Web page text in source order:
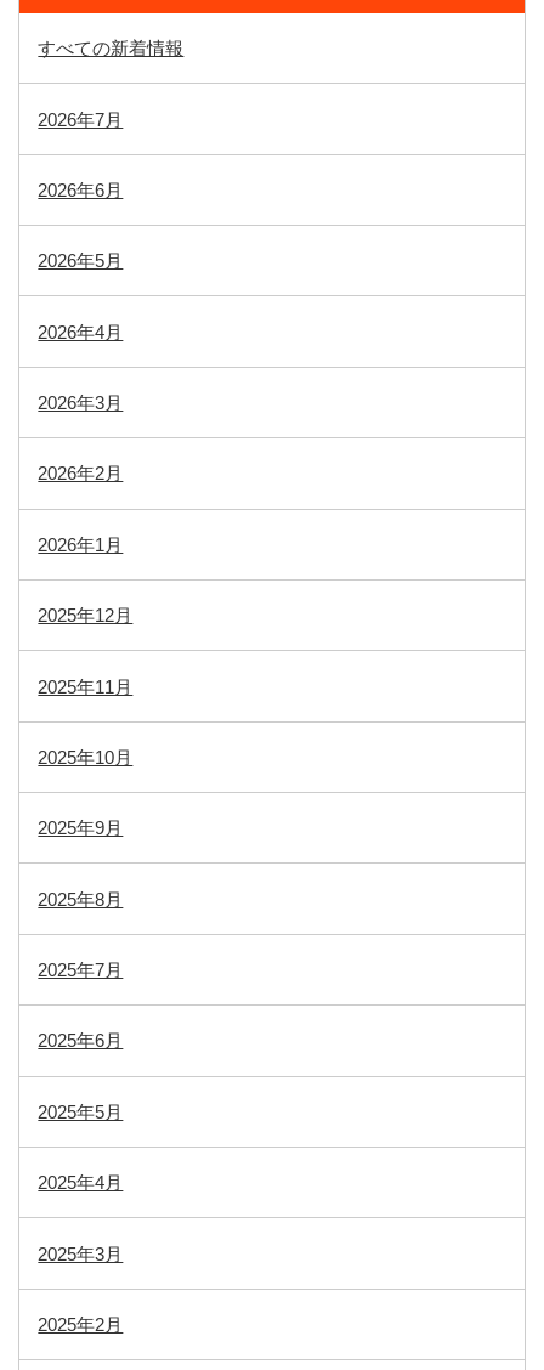
すべての新着情報
2026年7月
2026年6月
2026年5月
2026年4月
2026年3月
2026年2月
2026年1月
2025年12月
2025年11月
2025年10月
2025年9月
2025年8月
2025年7月
2025年6月
2025年5月
2025年4月
2025年3月
2025年2月